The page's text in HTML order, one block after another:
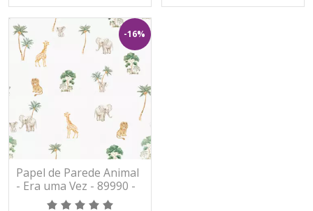
-16%
Papel de Parede Animal
- Era uma Vez - 89990 -
Vinílico